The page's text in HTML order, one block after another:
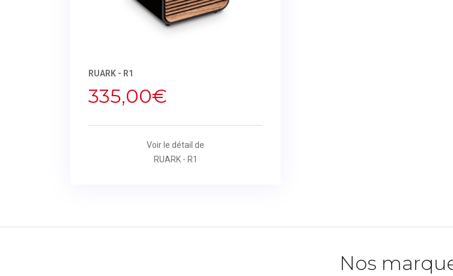
RUARK - R1
335,00€
Voir le détail de
RUARK - R1
Nos